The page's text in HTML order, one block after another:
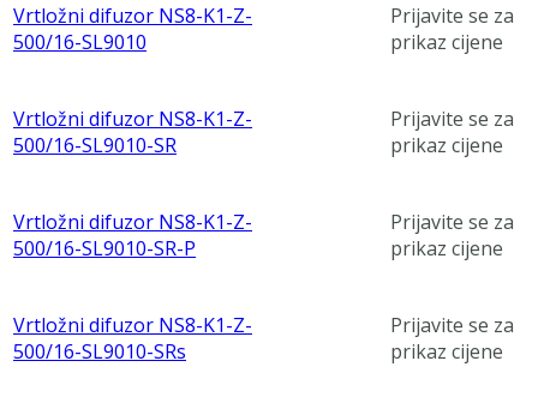
Vrtložni difuzor NS8-K1-Z-
500/16-SL9010
Prijavite se za
prikaz cijene
Vrtložni difuzor NS8-K1-Z-
500/16-SL9010-SR
Prijavite se za
prikaz cijene
Vrtložni difuzor NS8-K1-Z-
500/16-SL9010-SR-P
Prijavite se za
prikaz cijene
Vrtložni difuzor NS8-K1-Z-
500/16-SL9010-SRs
Prijavite se za
prikaz cijene